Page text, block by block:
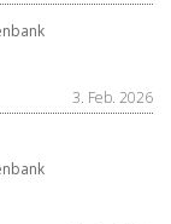
3. Feb. 2026